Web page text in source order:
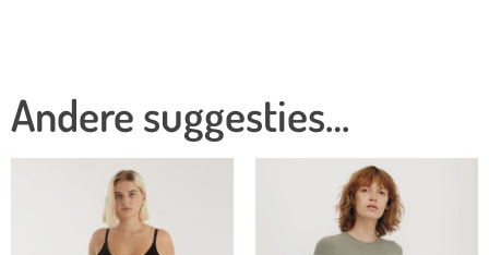
Andere suggesties…